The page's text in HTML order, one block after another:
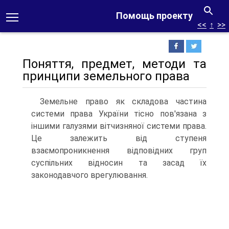
Помощь проекту
<< ↑ >>
Поняття, предмет, методи та
принципи земельного права
Земельне право як складова частина
системи права України тіс­но пов'язана з
іншими галузями вітчизняної системи права.
Це зале­жить від ступеня
взаємопроникнення відповідних груп
суспільних відносин та засад їх
законодавчого врегулювання.